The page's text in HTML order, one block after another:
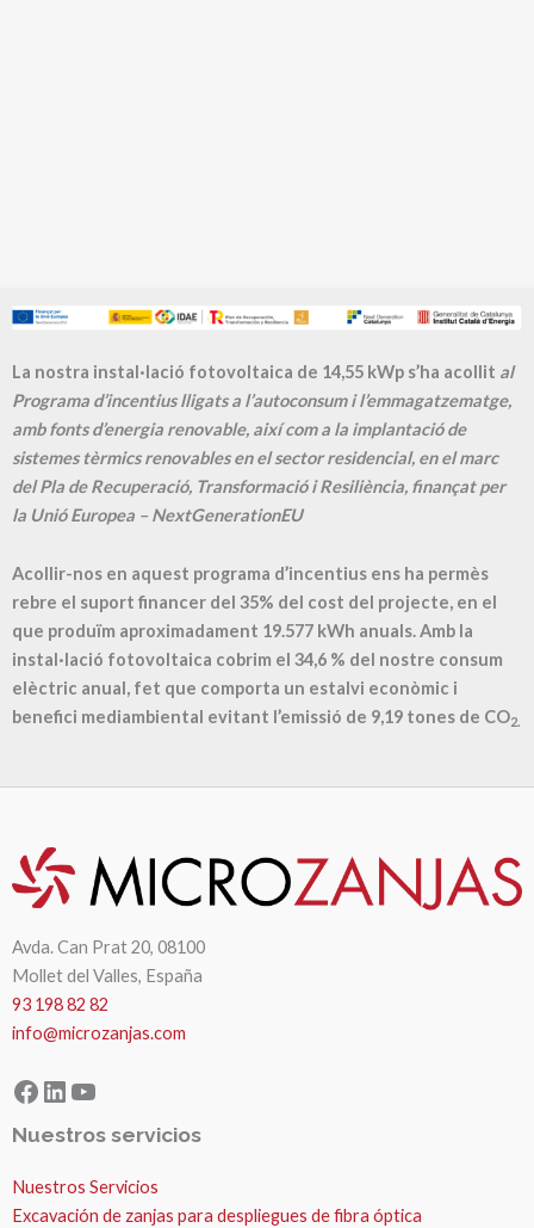
La nostra instal·lació fotovoltaica de 14,55 kWp s’ha acollit al
Programa d’incentius lligats a l’autoconsum i l’emmagatzematge,
amb fonts d’energia renovable, així com a la implantació de
sistemes tèrmics renovables en el sector residencial, en el marc
del Pla de Recuperació, Transformació i Resiliència, finançat per
la Unió Europea – NextGenerationEU
Acollir-nos en aquest programa d’incentius ens ha permès
rebre el suport financer del 35% del cost del projecte, en el
que produïm aproximadament 19.577 kWh anuals. Amb la
instal·lació fotovoltaica cobrim el 34,6 % del nostre consum
elèctric anual, fet que comporta un estalvi econòmic i
benefici mediambiental evitant l’emissió de 9,19 tones de CO2.
Avda. Can Prat 20, 08100
Mollet del Valles, España
93 198 82 82
info@microzanjas.com
Facebook
LinkedIn
YouTube
Nuestros servicios
Nuestros Servicios
Excavación de zanjas para despliegues de fibra óptica